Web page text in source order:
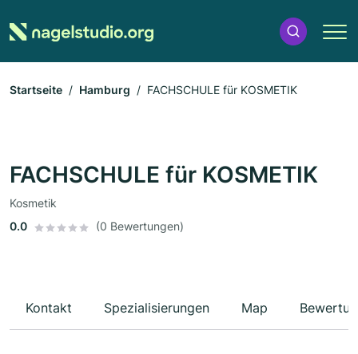
Startseite Hamburg FACHSCHULE für KOSMETIK
FACHSCHULE für KOSMETIK
Kosmetik
0.0
(0 Bewertungen)
Kontakt Spezialisierungen Map